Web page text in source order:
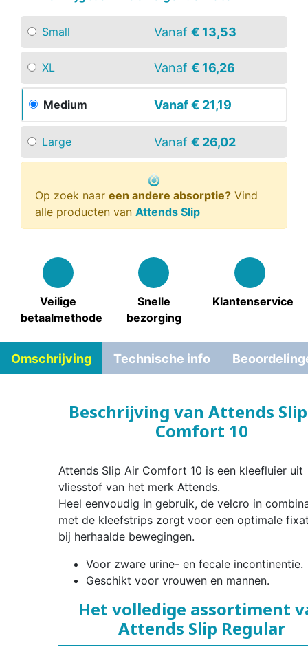
Small Vanaf € 13,53
XL Vanaf € 16,26
Medium Vanaf€ 21,19
Large Vanaf € 26,02
Op zoek naar een andere absorptie? Vind
alle producten van Attends Slip
Veilige
betaalmethode
Snelle
bezorging
Klantenservice
Omschrijving Technische info
Beschrijving van Attends
Comfort 10
Attends Slip Air Comfort 10 is een kleefluier uit
vliesstof van het merk Attends.
Heel eenvoudig in gebruik, de velcro in
met de kleefstrips zorgt voor een optimale
bij herhaalde bewegingen.
Voor zware urine- en fecale incontinentie.
Geschikt voor vrouwen en mannen.
Het volledige assortiment
Attends Slip Regular